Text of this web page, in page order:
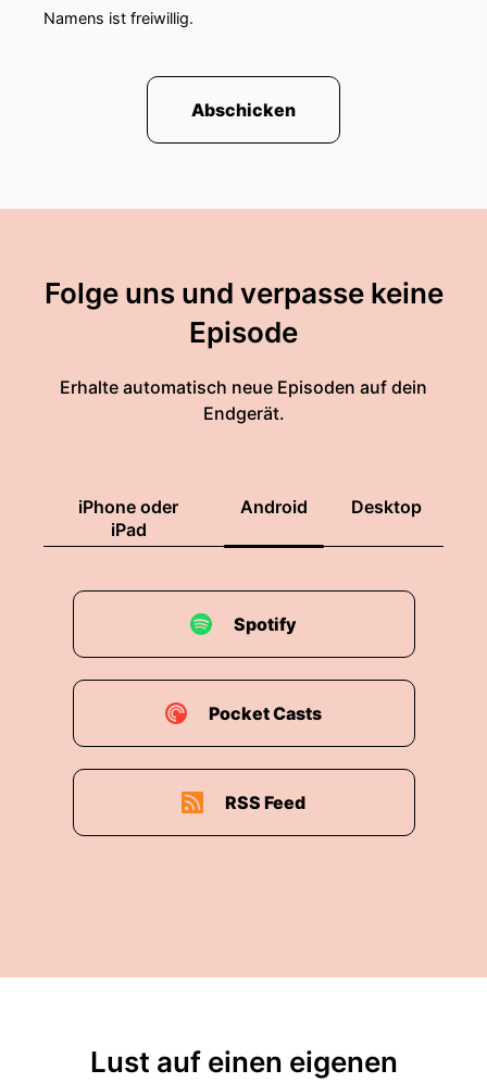
Namens ist freiwillig.
Abschicken
Folge uns und verpasse keine
Episode
Erhalte automatisch neue Episoden auf dein
Endgerät.
iPhone oder
iPad
Android Desktop
Spotify
Pocket Casts
RSS Feed
Lust auf einen eigenen